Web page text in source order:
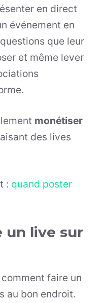
en direct
événement en
que leur
et même lever
monétiser
des lives
: quand poster
un live sur
faire un
au bon endroit.